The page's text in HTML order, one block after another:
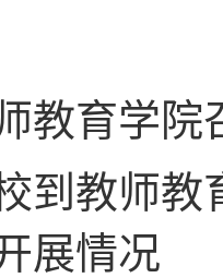
教育学院
到教师教
展情况